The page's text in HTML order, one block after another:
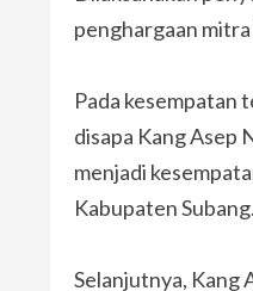
penghargaan
Pada kesempatan
disapa Kang Asep
menjadi
Kabupaten Subang.
Selanjutnya, Kang